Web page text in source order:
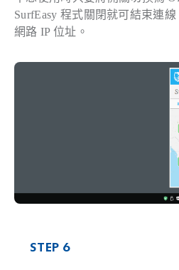
SurfEasy 程式關閉就可結束連
網路 IP 位址。
STEP 6